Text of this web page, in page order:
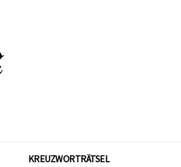
KREUZWORTRÄTSEL